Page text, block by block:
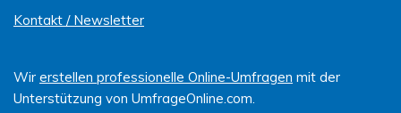
Kontakt / Newsletter
Wir erstellen professionelle Online-Umfragen mit der
Unterstützung von UmfrageOnline.com.